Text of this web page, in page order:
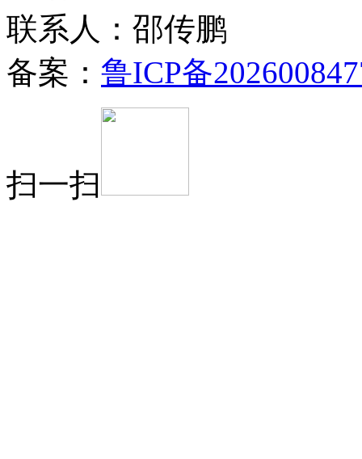
联系人：邵传鹏
备案： 鲁ICP备
扫一扫